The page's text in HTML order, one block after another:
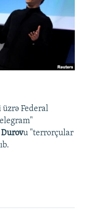
Federal
u "terrorçular